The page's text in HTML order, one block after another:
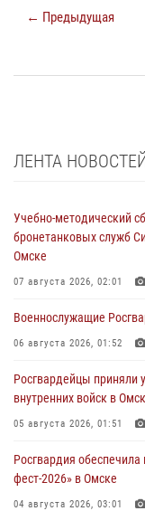
← Предыдущая
ЛЕНТА
Учебно-методический
бронетанковых служб
Омске
07 августа 2026, 02:01
Военнослужащие
06 августа 2026, 01:52
Росгвардейцы приняли
внутренних войск в
05 августа 2026, 01:51
Росгвардия
фест-2026» в Омске
04 августа 2026, 03:01